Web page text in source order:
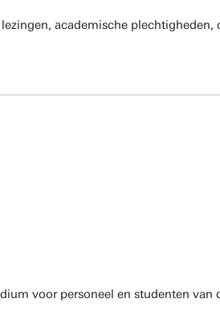
academische
voor personeel en studenten van